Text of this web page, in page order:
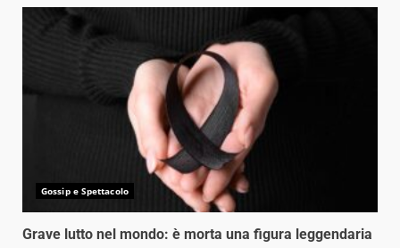
Gossip e Spettacolo
Grave lutto nel mondo: è morta una figura leggendaria